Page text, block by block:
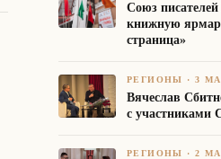
Союз
книжную
страница»
РЕГИОНЫ ·3
Вячеслав
с участниками
РЕГИОНЫ ·2